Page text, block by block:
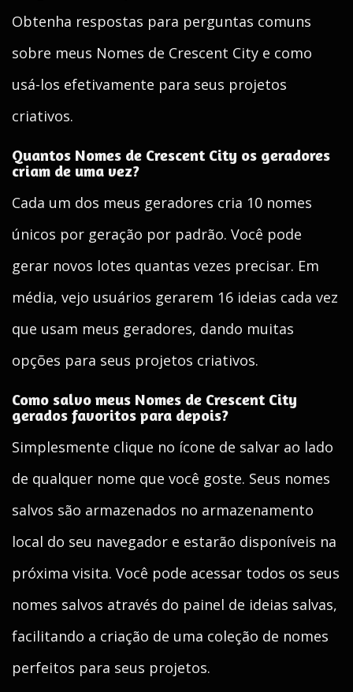
Obtenha respostas para perguntas comuns
sobre meus Nomes de Crescent City e como
usá-los efetivamente para seus projetos
criativos.
Quantos Nomes de Crescent City os geradores
criam de uma vez?
Cada um dos meus geradores cria 10 nomes
únicos por geração por padrão. Você pode
gerar novos lotes quantas vezes precisar. Em
média, vejo usuários gerarem 16 ideias cada vez
que usam meus geradores, dando muitas
opções para seus projetos criativos.
Como salvo meus Nomes de Crescent City
gerados favoritos para depois?
Simplesmente clique no ícone de salvar ao lado
de qualquer nome que você goste. Seus nomes
salvos são armazenados no armazenamento
local do seu navegador e estarão disponíveis na
próxima visita. Você pode acessar todos os seus
nomes salvos através do painel de ideias salvas,
facilitando a criação de uma coleção de nomes
perfeitos para seus projetos.